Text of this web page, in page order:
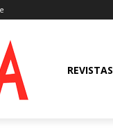
REVISTAS